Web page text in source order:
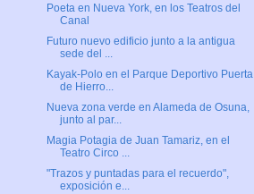
Poeta en Nueva York, en los Teatros del
Canal
Futuro nuevo edificio junto a la antigua
sede del ...
Kayak-Polo en el Parque Deportivo Puerta
de Hierro...
Nueva zona verde en Alameda de Osuna,
junto al par...
Magia Potagia de Juan Tamariz, en el
Teatro Circo ...
"Trazos y puntadas para el recuerdo",
exposición e...